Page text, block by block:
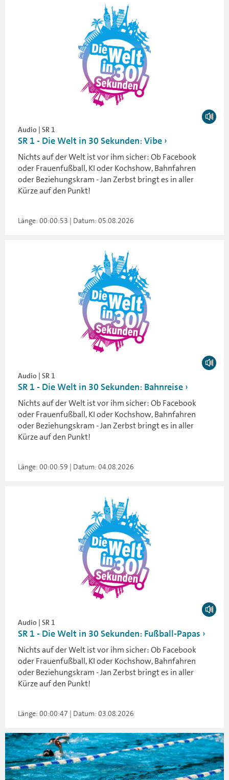
Audio | SR 1
SR 1 - Die Welt in 30 Sekunden: Vibe
Nichts auf der Welt ist vor ihm sicher: Ob Facebook
oder Frauenfußball, KI oder Kochshow, Bahnfahren
oder Beziehungskram - Jan Zerbst bringt es in aller
Kürze auf den Punkt!
Länge: 00:00:53 | Datum: 05.08.2026
Audio | SR 1
SR 1 - Die Welt in 30 Sekunden: Bahnreise
Nichts auf der Welt ist vor ihm sicher: Ob Facebook
oder Frauenfußball, KI oder Kochshow, Bahnfahren
oder Beziehungskram - Jan Zerbst bringt es in aller
Kürze auf den Punkt!
Länge: 00:00:59 | Datum: 04.08.2026
Audio | SR 1
SR 1 - Die Welt in 30 Sekunden: Fußball-Papas
Nichts auf der Welt ist vor ihm sicher: Ob Facebook
oder Frauenfußball, KI oder Kochshow, Bahnfahren
oder Beziehungskram - Jan Zerbst bringt es in aller
Kürze auf den Punkt!
Länge: 00:00:47 | Datum: 03.08.2026